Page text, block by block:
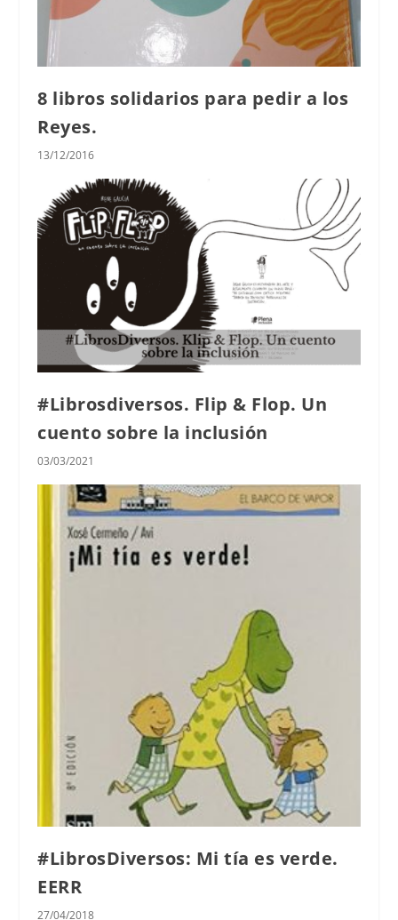
8 libros solidarios para pedir a los
Reyes.
13/12/2016
#Librosdiversos. Flip & Flop. Un
cuento sobre la inclusión
03/03/2021
#LibrosDiversos: Mi tía es verde.
EERR
27/04/2018